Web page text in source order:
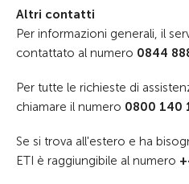
Altri contatti
Per informazioni generali, il
contattato al numero 0844
Per tutte le richieste di
chiamare il numero 0800 140
Se si trova all'estero e ha
ETI è raggiungibile al numero